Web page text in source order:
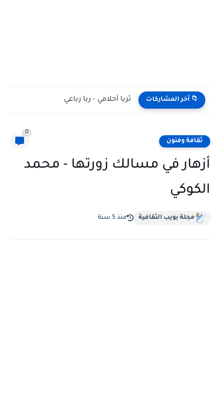
📁 أخر المشاركات ثريا أحلامي - ربا رباعي
ثقافة وفنون
0
أزهار في مسالك زورتها - محمد
الكوكي
مجلة بويب الثقافية منذ 5 سنة